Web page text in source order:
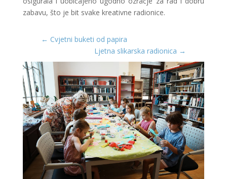
zabavu, što je bit svake kreativne radionice.
← Cvjetni buketi od papira
Ljetna slikarska radionica →